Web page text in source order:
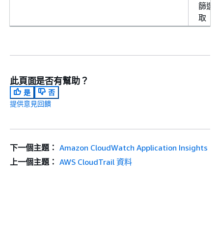
篩選
取
此頁面是否有幫助？
是
否
提供意見回饋
下一個主題： Amazon CloudWatch Application Insights
上一個主題： AWS CloudTrail 資料